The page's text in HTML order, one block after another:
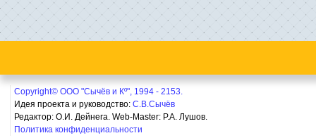
Copyright© ООО "Сычёв и Кº", 1994 - 2153.
Идея проекта и руководство: С.В.Сычёв
Редактор: О.И. Дейнега. Web-Master: Р.А. Лушов.
Политика конфиденциальности